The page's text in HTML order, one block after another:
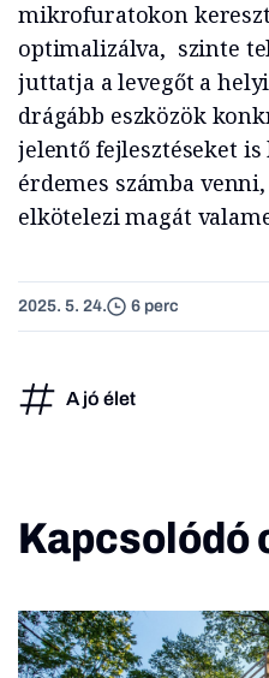
mikrofuratokon
optimalizálva, szinte
juttatja a levegőt a
drágább eszközök
jelentő fejlesztéseket
érdemes számba
elkötelezi magát
2025. 5. 24. 6 perc
A jó élet
Kapcsolódó